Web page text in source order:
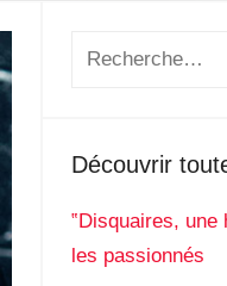
Découvrir
‟Disquaires, une
les passionnés